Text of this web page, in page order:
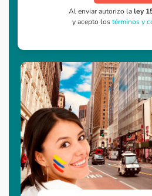
Al enviar autorizo laley
y acepto lostérminos y